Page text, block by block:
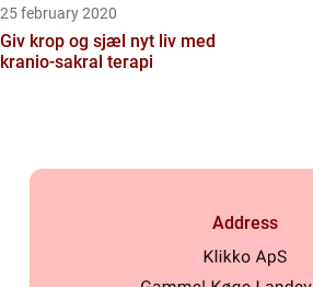
25 february 2020
Giv krop og sjæl nyt liv med
kranio-sakral terapi
Address